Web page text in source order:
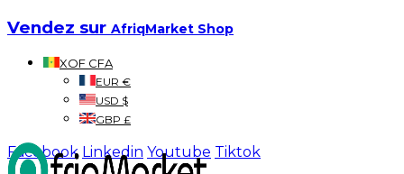
Vendez sur AfriqMarket Shop
XOF CFA
EUR €
USD $
GBP £
Facebook Linkedin Youtube Tiktok